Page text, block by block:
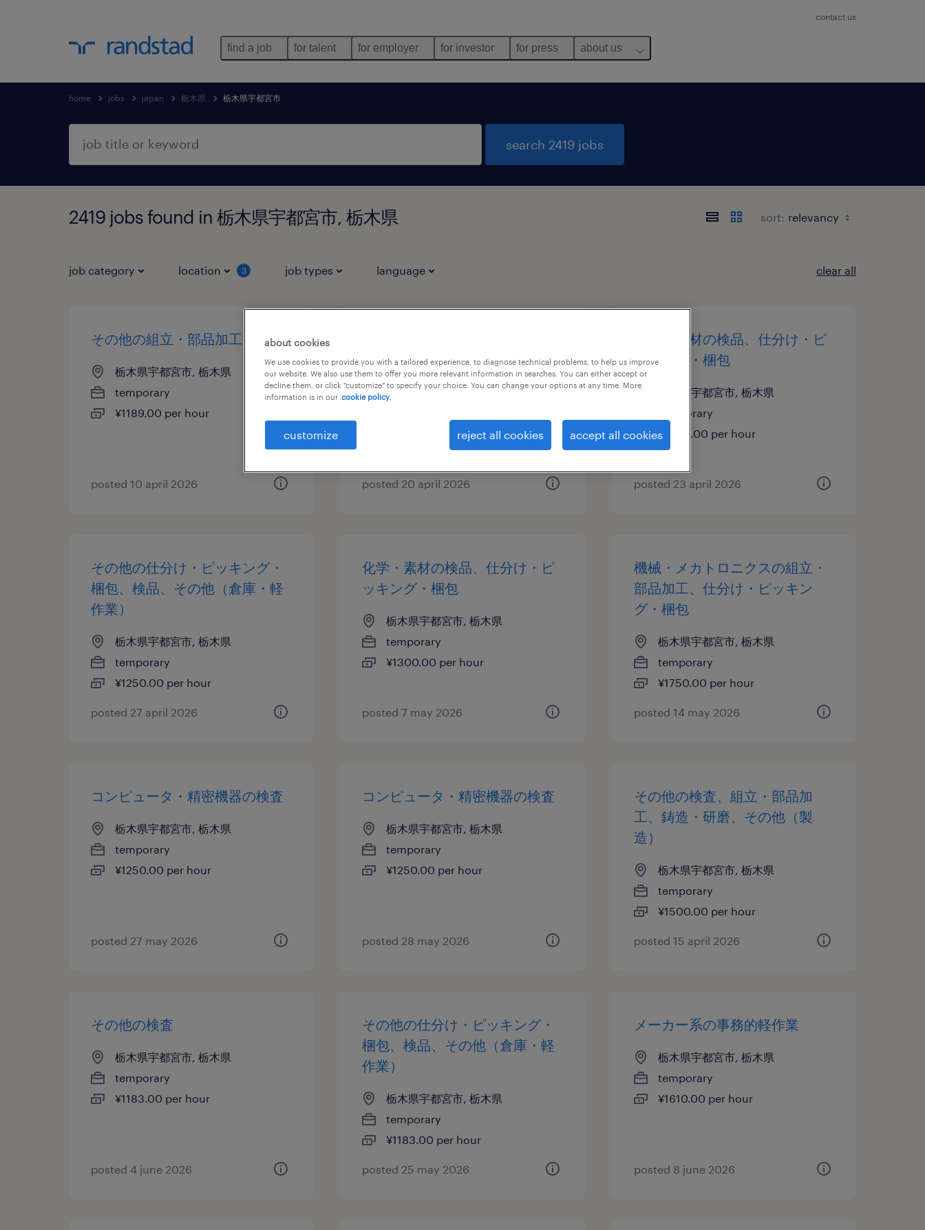
contact us
find a job for talent for employer for investor for press about us
home jobs japan 栃木県 栃木県宇都宮市
search 2419 jobs
2419 jobs found in 栃木県宇都宮市, 栃木県 sort:
job category location 3 job types language clear all
その他の組立・部品加工
栃木県宇都宮市, 栃木県
temporary
¥1189.00 per hour
posted 10 april 2026
査、マシンオペレーター、仕分
け・ピッキング・梱包
¥1250.00 per hour
posted 20 april 2026
化学・素材の検品、仕分け・ピ
ッキング・梱包
栃木県宇都宮市, 栃木県
temporary
¥1300.00 per hour
posted 23 april 2026
その他の仕分け・ピッキング・
梱包、検品、その他（倉庫・軽
作業）
栃木県宇都宮市, 栃木県
temporary
¥1250.00 per hour
posted 27 april 2026
化学・素材の検品、仕分け・ピ
ッキング・梱包
栃木県宇都宮市, 栃木県
temporary
¥1300.00 per hour
posted 7 may 2026
機械・メカトロニクスの組立・
部品加工、仕分け・ピッキン
グ・梱包
栃木県宇都宮市, 栃木県
temporary
¥1750.00 per hour
posted 14 may 2026
コンピュータ・精密機器の検査
栃木県宇都宮市, 栃木県
temporary
¥1250.00 per hour
posted 27 may 2026
コンピュータ・精密機器の検査
栃木県宇都宮市, 栃木県
temporary
¥1250.00 per hour
posted 28 may 2026
その他の検査、組立・部品加
工、鋳造・研磨、その他（製
造）
栃木県宇都宮市, 栃木県
temporary
¥1500.00 per hour
posted 15 april 2026
その他の検査
栃木県宇都宮市, 栃木県
temporary
¥1183.00 per hour
posted 4 june 2026
その他の仕分け・ピッキング・
梱包、検品、その他（倉庫・軽
作業）
栃木県宇都宮市, 栃木県
temporary
¥1183.00 per hour
posted 25 may 2026
メーカー系の事務的軽作業
栃木県宇都宮市, 栃木県
temporary
¥1610.00 per hour
posted 8 june 2026
about cookies
We use cookies to provide you with a tailored experience, to diagnose technical problems, to help us improve
our website. We also use them to offer you more relevant information in searches. You can either accept or
decline them, or click "customize" to specify your choice. You can change your options at any time. More
information is in our cookie policy.
customize reject all cookies accept all cookies